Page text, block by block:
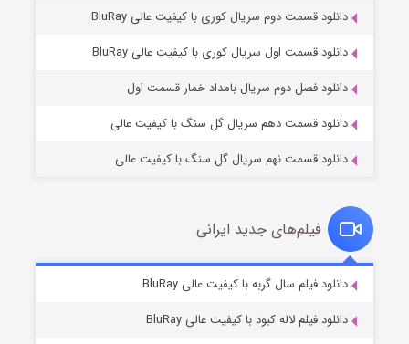
وستی ها
قسمت۱ (زیرنویس) منتشر شد
قسمت۶ (زیرنویس) منتشر شد
دانلود قسمت دوم سریال کوری با کیفیت عالی BluRay
دانلود قسمت اول سریال کوری با کیفیت عالی BluRay
دانلود فصل دوم سریال بامداد خمار قسمت اول
دانلود قسمت دهم سریال گل سنگ با کیفیت عالی
دانلود قسمت نهم سریال گل سنگ با کیفیت عالی
فیلم‌های جدید ایرانی
دانلود فیلم سال گربه با کیفیت عالی BluRay
دانلود فیلم لاله کبود با کیفیت عالی BluRay